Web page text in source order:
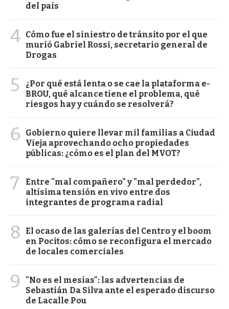
del país
4 Cómo fue el siniestro de tránsito por el que
murió Gabriel Rossi, secretario general de
Drogas
5
¿Por qué está lenta o se cae la plataforma e-
BROU, qué alcance tiene el problema, qué
riesgos hay y cuándo se resolverá?
6
Gobierno quiere llevar mil familias a Ciudad
Vieja aprovechando ocho propiedades
públicas: ¿cómo es el plan del MVOT?
7
Entre "mal compañero" y "mal perdedor",
altísima tensión en vivo entre dos
integrantes de programa radial
8
El ocaso de las galerías del Centro y el boom
en Pocitos: cómo se reconfigura el mercado
de locales comerciales
9
"No es el mesías": las advertencias de
Sebastián Da Silva ante el esperado discurso
de Lacalle Pou